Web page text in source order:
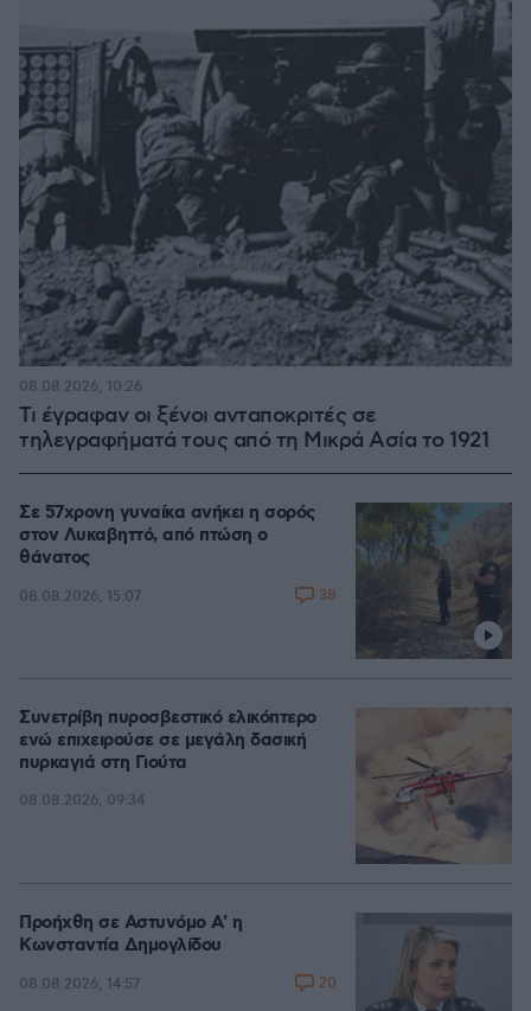
Τι έγραφαν οι ξένοι ανταποκριτές σε
τηλεγραφήματά τους από τη Μικρά Ασία το 1921
08.08.2026, 10:26
Σε 57χρονη γυναίκα ανήκει η σορός
στον Λυκαβηττό, από πτώση ο
θάνατος
08.08.2026, 15:07 38
Συνετρίβη πυροσβεστικό ελικόπτερο
ενώ επιχειρούσε σε μεγάλη δασική
πυρκαγιά στη Γιούτα
08.08.2026, 09:34
Προήχθη σε Αστυνόμο Α' η
Κωνσταντία Δημογλίδου
08.08.2026, 14:57 20